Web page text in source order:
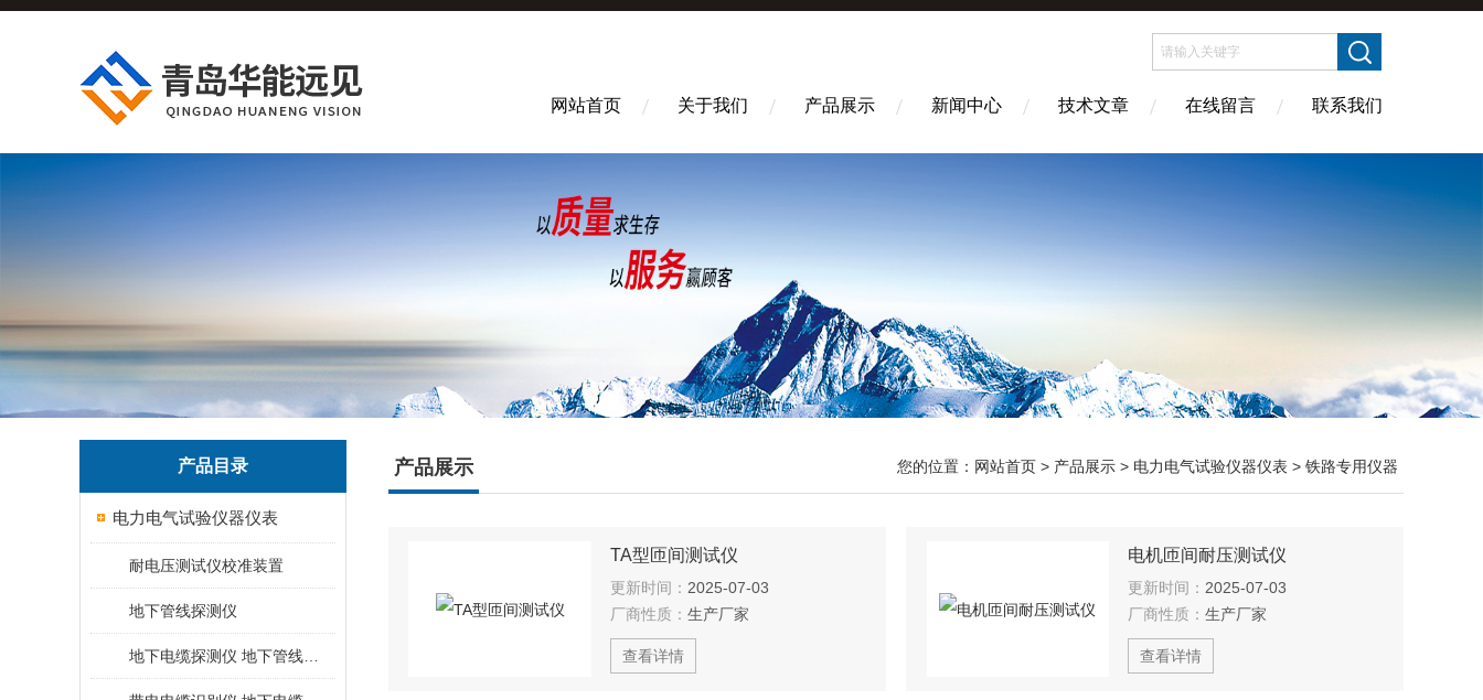
网站首页 关于我们 产品展示 新闻中心 技术文章 在线留言 联系我们
产品目录
电力电气试验仪器仪表
耐电压测试仪校准装置
地下管线探测仪
产品展示 您的位置： 网站首页 > 产品展示 > 电力电气试验仪器仪表 > 铁路专用仪器
TA型匝间测试仪
更新时间： 2025-07-03
厂商性质： 生产厂家
查看详情
电机匝间耐压测试仪
更新时间： 2025-07-03
厂商性质： 生产厂家
查看详情